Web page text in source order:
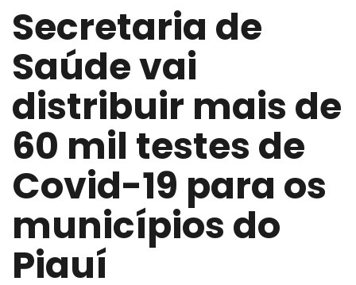
Secretaria de
Saúde vai
distribuir mais de
60 mil testes de
Covid-19 para os
municípios do
Piauí